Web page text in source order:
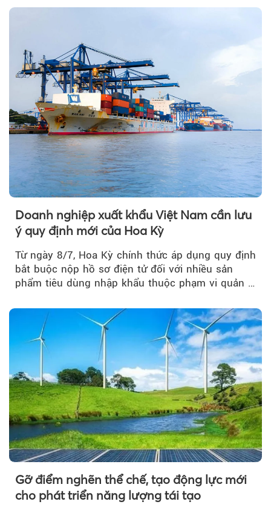
Doanh nghiệp xuất khẩu Việt Nam cần lưu
ý quy định mới của Hoa Kỳ
Từ ngày 8/7, Hoa Kỳ chính thức áp dụng quy định
bắt buộc nộp hồ sơ điện tử đối với nhiều sản
phẩm tiêu dùng nhập khẩu thuộc phạm vi quản lý
Gỡ điểm nghẽn thể chế, tạo động lực mới
cho phát triển năng lượng tái tạo